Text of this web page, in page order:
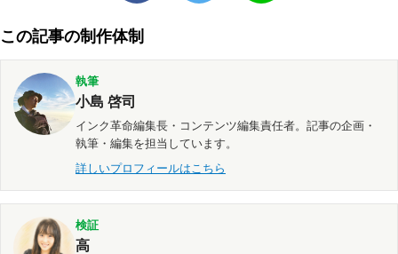
この記事の制作体制
執筆
小島 啓司
インク革命編集長・コンテンツ編集責任者。記事の企画・
執筆・編集を担当しています。
詳しいプロフィールはこちら
検証
高